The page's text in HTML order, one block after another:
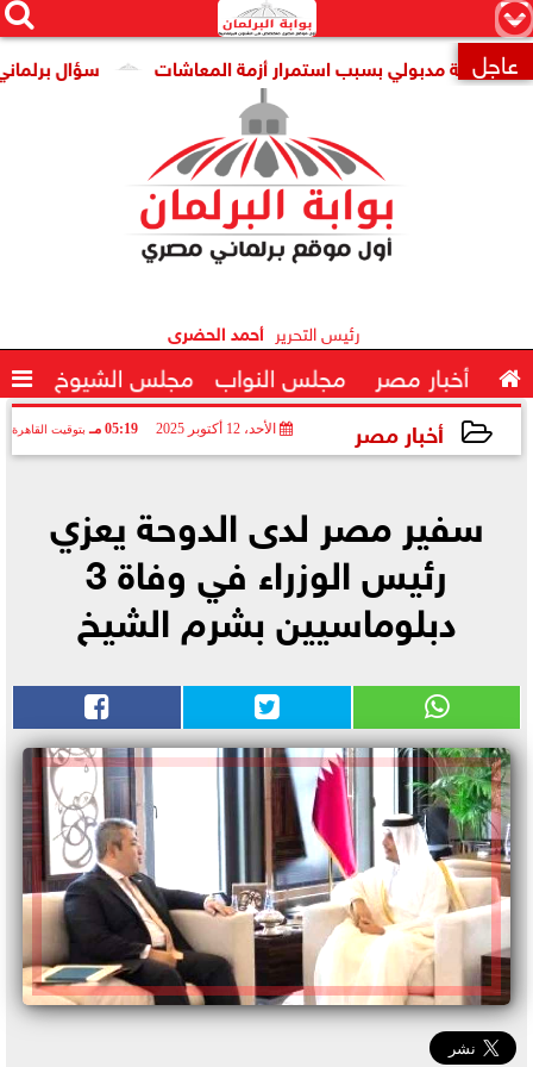
×


 عاجل سؤال برلماني مدبولي بسبب استمرار أزمة المعاشات
رئيس التحرير أحمد الحضرى
 أخبار مصر مجلس النواب مجلس الشيوخ 
أخبار مصر الأحد، 12 أكتوبر 2025 05:19 مـ بتوقيت القاهرة
سفير مصر لدى الدوحة يعزي
رئيس الوزراء في وفاة 3
دبلوماسيين بشرم الشيخ